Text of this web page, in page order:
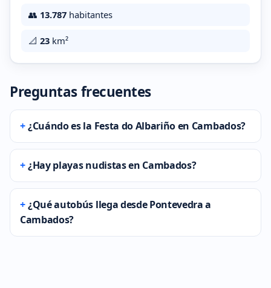
👥 13.787 habitantes
📐 23 km²
Preguntas frecuentes
¿Cuándo es la Festa do Albariño en Cambados?
¿Hay playas nudistas en Cambados?
¿Qué autobús llega desde Pontevedra a
Cambados?